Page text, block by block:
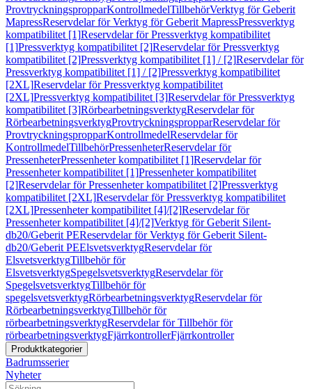
ProvtryckningspropparKontrollmedelTillbehörVerktyg för Geberit
MapressReservdelar för Verktyg för Geberit MapressPressverktyg
kompatibilitet [1]Reservdelar för Pressverktyg kompatibilitet
[1]Pressverktyg kompatibilitet [2]Reservdelar för Pressverktyg
kompatibilitet [2]Pressverktyg kompatibilitet [1] / [2]Reservdelar för
Pressverktyg kompatibilitet [1] / [2]Pressverktyg kompatibilitet
[2XL]Reservdelar för Pressverktyg kompatibilitet
[2XL]Pressverktyg kompatibilitet [3]Reservdelar för Pressverktyg
kompatibilitet [3]RörbearbetningsverktygReservdelar för
RörbearbetningsverktygProvtryckningspropparReservdelar för
ProvtryckningspropparKontrollmedelReservdelar för
KontrollmedelTillbehörPressenheterReservdelar för
PressenheterPressenheter kompatibilitet [1]Reservdelar för
Pressenheter kompatibilitet [1]Pressenheter kompatibilitet
[2]Reservdelar för Pressenheter kompatibilitet [2]Pressverktyg
kompatibilitet [2XL]Reservdelar för Pressverktyg kompatibilitet
[2XL]Pressenheter kompatibilitet [4]/[2]Reservdelar för
Pressenheter kompatibilitet [4]/[2]Verktyg för Geberit Silent-
db20/Geberit PEReservdelar för Verktyg för Geberit Silent-
db20/Geberit PEElsvetsverktygReservdelar för
ElsvetsverktygTillbehör för
ElsvetsverktygSpegelsvetsverktygReservdelar för
SpegelsvetsverktygTillbehör för
spegelsvetsverktygRörbearbetningsverktygReservdelar för
RörbearbetningsverktygTillbehör för
rörbearbetningsverktygReservdelar för Tillbehör för
rörbearbetningsverktygFjärrkontrollerFjärrkontroller
Produktkategorier
Badrumsserier
Nyheter